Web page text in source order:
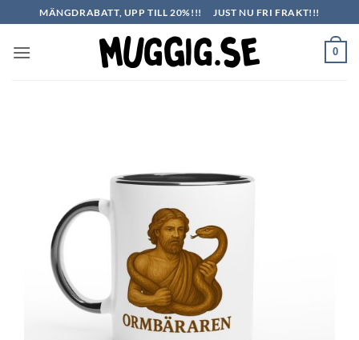
to
content
MÄNGDRABATT, UPP TILL 20%!!! JUST NU FRI FRAKT!!!
0